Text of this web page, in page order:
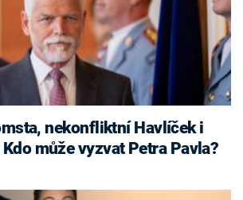
může vyzvat Petra Pavla?